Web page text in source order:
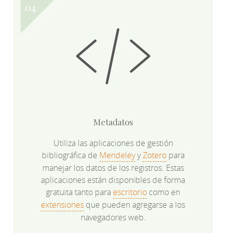
Metadatos
Utiliza las aplicaciones de gestión
bibliográfica de MendeleyyZoteropara
manejar los datos de los registros. Estas
aplicaciones están disponibles de forma
gratuita tanto para escritorio como en
extensiones que pueden agregarse a los
navegadores web.